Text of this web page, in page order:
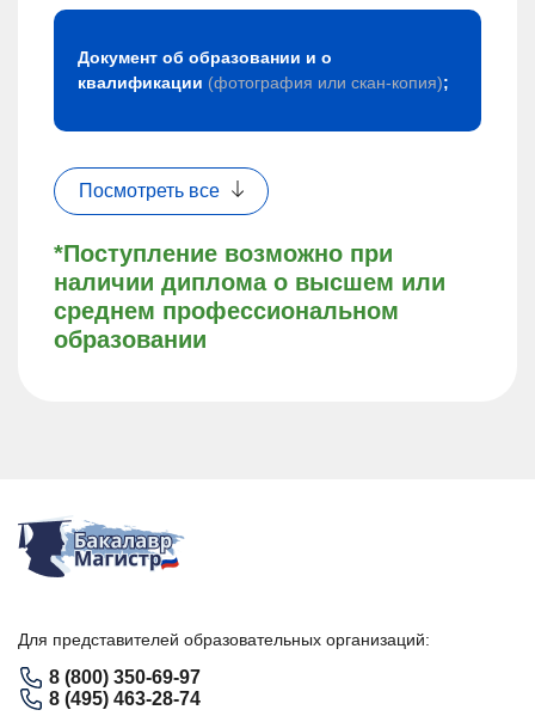
*Поступление возможно при
наличии диплома о высшем или
среднем профессиональном
образовании
Документ об образовании и о
квалификации (фотография или скан-копия);
Посмотреть все
Для представителей образовательных организаций:
8 (800) 350-69-97
8 (495) 463-28-74